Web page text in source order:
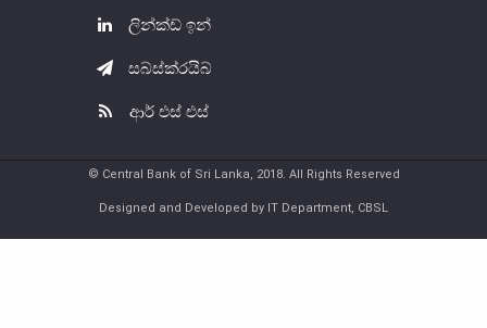
ලින්ක්ඩ් ඉන්
සබ්ස්ක්රයිබ්
ආර් එස් එස්
© Central Bank of Sri Lanka, 2018. All Rights Reserved
Designed and Developed by IT Department, CBSL